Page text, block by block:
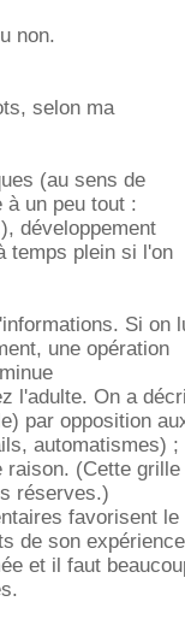
non.
selon ma
(au sens de
à un peu tout :
développement
temps plein si l'on
Si on
une opération
l'adulte. On a
par opposition
automatismes) ;
raison. (Cette grille
réserves.)
favorisent le
de son expérience
et il faut